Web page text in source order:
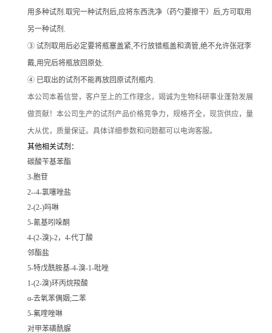
用多种试剂.取完一种试剂后,应将东西洗净（药勺要擦干）后,方可取用
另一种试剂.
③ 试剂取用后必定要将瓶塞盖紧,不行放错瓶盖和滴管,绝不允许张冠李
戴,用完后将瓶放回原处.
④ 已取出的试剂不能再放回原试剂瓶内.
本公司本着信誉，客户至上的工作理念，竭诚为生物科研事业蓬勃发展
做贡献！本公司生产的试剂产品价格竞争力，规格齐全，现货供应，量
大从优，质量保证。具体详细参数和问题都可以电询客服。
其他相关试剂：
碳酸苄基苯酯
3-胞苷
2--4-氯噻唑盐
2-(2-)吗啉
5-氰基吲哚酮
4-(2-溴)-2，4-代丁酸
邻酯盐
5-特戊酰胺基-4-溴-1-吡唑
1-(2-溴)环丙烷羧酸
α-去氧苯偶姻;二苯
5-氟喹唑啉
对甲苯磺酰脲